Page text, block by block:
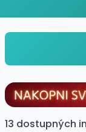
13 dostupných